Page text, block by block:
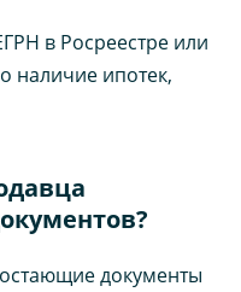
в Росреестре или
наличие ипотек,
документы